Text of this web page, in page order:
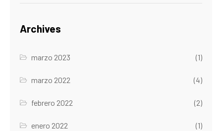
Archives
marzo 2023 (1)
marzo 2022 (4)
febrero 2022 (2)
enero 2022 (1)